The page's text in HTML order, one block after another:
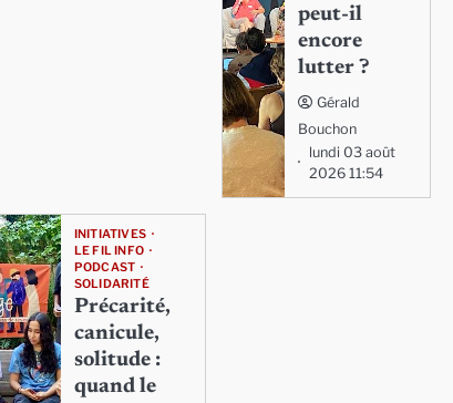
peut-il
encore
lutter ?
Gérald
Bouchon
lundi 03 août
2026 11:54
INITIATIVES
LE FIL INFO
PODCAST
SOLIDARITÉ
Précarité,
canicule,
solitude :
quand le